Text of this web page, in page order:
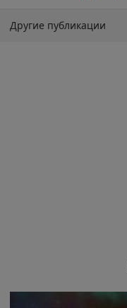
Другие публикации